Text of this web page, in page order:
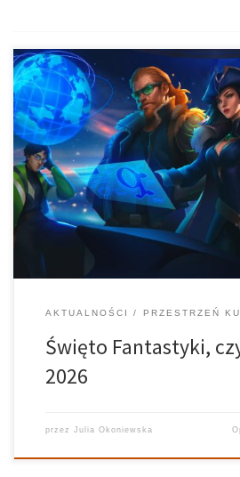
W ostatni weekend odbywał się jeden z
jeden z najważniejszych wydarzeń w
Pyrkon. Już po raz 26. Międzynarodowe
wypełniły się fanami wszelakich dzieł
roku […]
AKTUALNOŚCI PRZESTRZEŃ
Święto Fantastyki,
2026
przez Julia Okoniewska